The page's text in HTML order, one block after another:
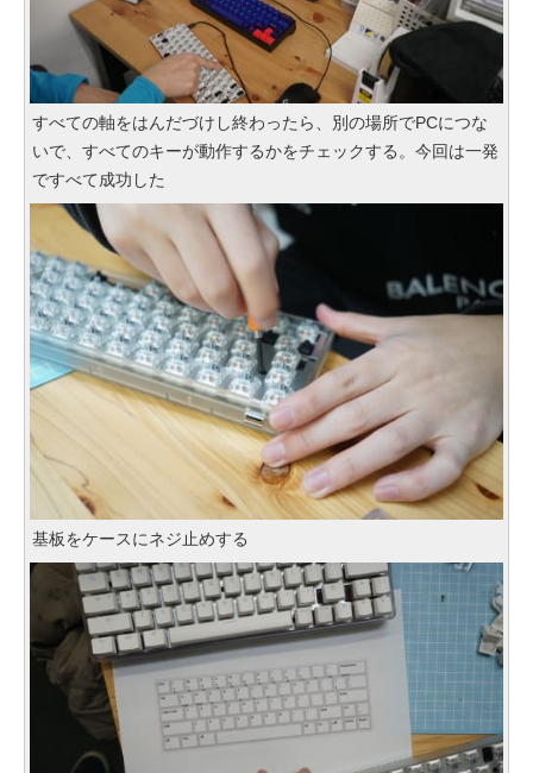
すべての軸をはんだづけし終わったら、別の場所でPCにつな
いで、すべてのキーが動作するかをチェックする。今回は一発
ですべて成功した
基板をケースにネジ止めする